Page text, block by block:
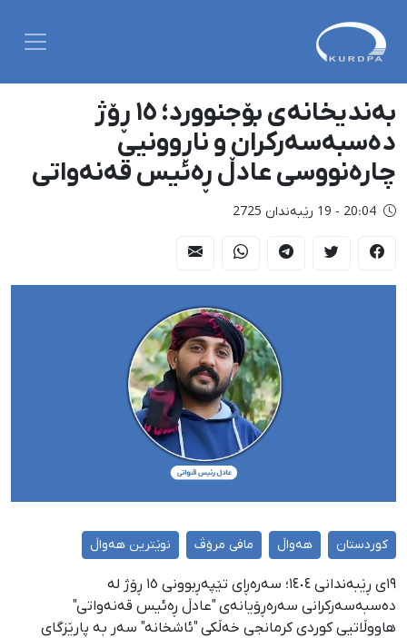
بەندیخانەی بۆجنوورد؛ ١٥ ڕۆژ
دەسبەسەرکران و ناڕوونیی
چارەنووسی عادڵ ڕەئیس قەنەواتی
20:04 - 19 رێبەندان 2725
کوردستان هەواڵ مافی مرۆڤ نوێترین هەواڵ
١٩ی ڕێبەندانی ١٤٠٤؛ سەرەڕای تێپەڕبوونی ١٥ ڕۆژ لە
دەسبەسەرکرانی سەرەڕۆیانەی "عادڵ ڕەئیس قەنەواتی"
هاووڵاتیی کوردی کرمانجی خەڵکی "ئاشخانە" سەر بە پارێزگای